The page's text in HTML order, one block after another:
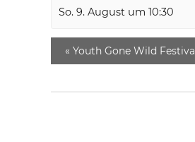
So. 9. August um 10:30
« Youth Gone Wild Festival